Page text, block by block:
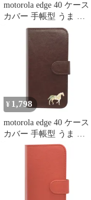
motorola edge 40 ケース
カバー 手帳型 うま 馬
edge 40ケース edge 40カ
バー edge40ケース
edge40カバー "2q-pl-
¥ 1,798
motorola edge 40 ケース
カバー 手帳型 うま 馬
edge 40ケース edge 40カ